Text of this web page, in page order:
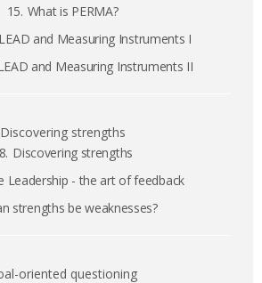
15. What is PERMA?
and Measuring Instruments I
and Measuring Instruments II
Discovering strengths
Discovering strengths
Leadership - the art of feedback
strengths be weaknesses?
oriented questioning